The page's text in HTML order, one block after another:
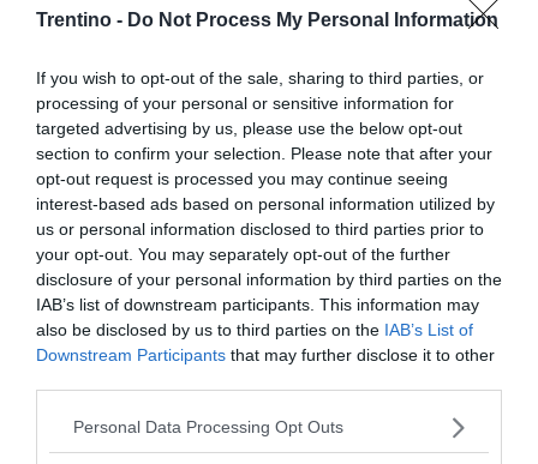
Trentino - Do Not Process My Personal Information
If you wish to opt-out of the sale, sharing to third parties, or
processing of your personal or sensitive information for
targeted advertising by us, please use the below opt-out
section to confirm your selection. Please note that after your
opt-out request is processed you may continue seeing
interest-based ads based on personal information utilized by
us or personal information disclosed to third parties prior to
your opt-out. You may separately opt-out of the further
disclosure of your personal information by third parties on the
IAB’s list of downstream participants. This information may
also be disclosed by us to third parties on the IAB’s List of
Downstream Participants that may further disclose it to other
Personal Data Processing Opt Outs
CALCIO
Dalla Lazio progetto per la riqualificazione
dello stadio Flaminio